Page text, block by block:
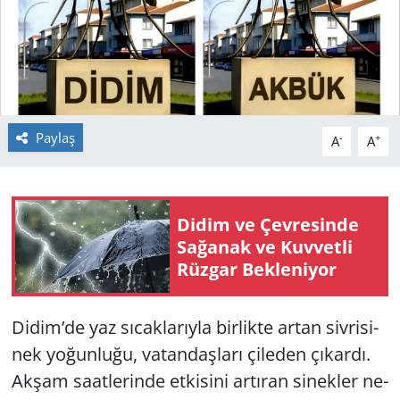
Paylaş A- A+
Didim ve Çev­re­sin­de
Sa­ğa­nak ve Kuv­vet­li
Rüz­gar Bek­le­ni­yor
Didim’de yaz sı­cak­la­rıy­la bir­lik­te artan siv­ri­si­
nek yo­ğun­lu­ğu, va­tan­daş­la­rı çi­le­den çı­kar­dı.
Akşam sa­at­le­rin­de et­ki­si­ni ar­tı­ran si­nek­ler ne­
GÜNDEM
HABERDE İNSAN
KÜLTÜR SANAT
POLİTİKA
RESMİ İLANLAR
SİYASET